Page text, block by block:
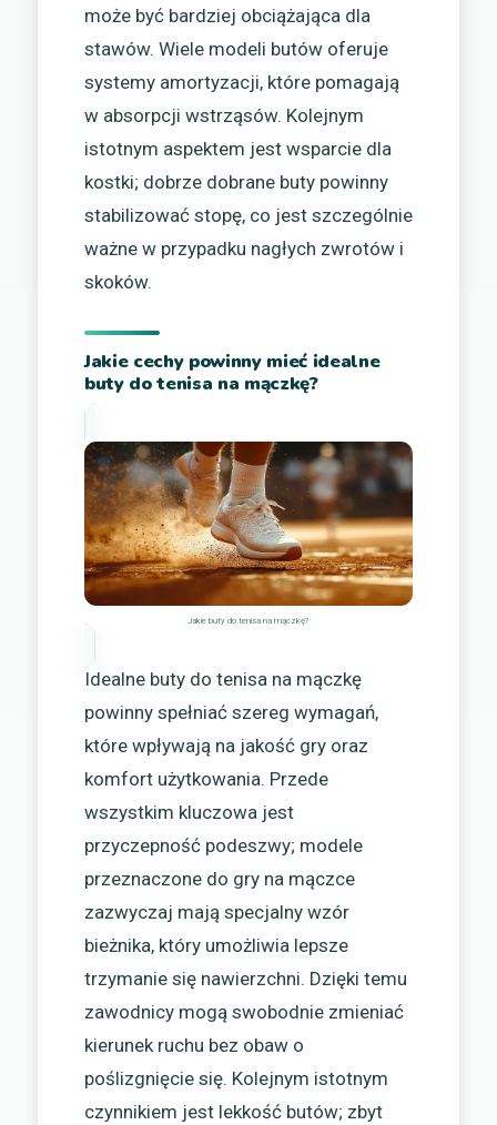
może być bardziej obciążająca dla
stawów. Wiele modeli butów oferuje
systemy amortyzacji, które pomagają
w absorpcji wstrząsów. Kolejnym
istotnym aspektem jest wsparcie dla
kostki; dobrze dobrane buty powinny
stabilizować stopę, co jest szczególnie
ważne w przypadku nagłych zwrotów i
skoków.
Jakie cechy powinny mieć idealne
buty do tenisa na mączkę?
Jakie buty do tenisa na mączkę?
Idealne buty do tenisa na mączkę
powinny spełniać szereg wymagań,
które wpływają na jakość gry oraz
komfort użytkowania. Przede
wszystkim kluczowa jest
przyczepność podeszwy; modele
przeznaczone do gry na mączce
zazwyczaj mają specjalny wzór
bieżnika, który umożliwia lepsze
trzymanie się nawierzchni. Dzięki temu
zawodnicy mogą swobodnie zmieniać
kierunek ruchu bez obaw o
poślizgnięcie się. Kolejnym istotnym
czynnikiem jest lekkość butów; zbyt